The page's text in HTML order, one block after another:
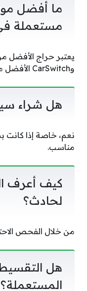
ما أفضل
مستعملة
يعتبر حراج الأفضل
وCarSwitch الأفضل من ناحية الفحص والضمان.
هل شراء
نعم، خاصة إذا كانت
مناسب.
كيف أعرف
لحادث؟
من خلال الفحص
هل
المستعملة؟